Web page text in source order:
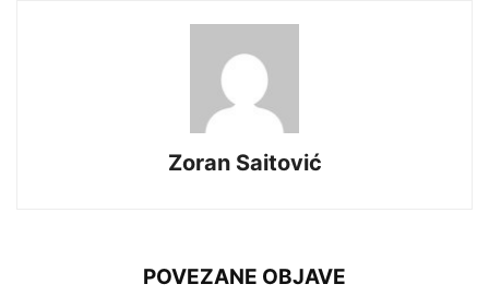
Zoran Saitović
POVEZANE OBJAVE